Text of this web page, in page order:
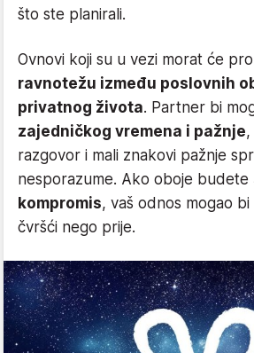
što ste planirali.
Ovnovi koji su u vezi morat će
ravnotežu između poslovnih
privatnog života. Partner bi
zajedničkog vremena i pažnje
razgovor i mali znakovi pažnje
nesporazume. Ako oboje budete
kompromis, vaš odnos mogao bi
čvršći nego prije.